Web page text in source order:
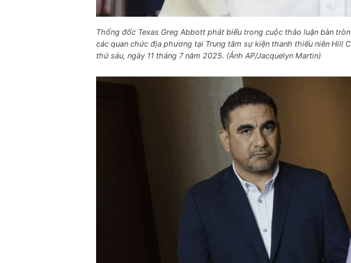
Thống đốc Texas Greg Abbott phát biểu trong cuộc thảo luận bàn
các quan chức địa phương tại Trung tâm sự kiện thanh thiếu niên Hill
thứ sáu, ngày 11 tháng 7 năm 2025. (Ảnh AP/Jacquelyn Martin)